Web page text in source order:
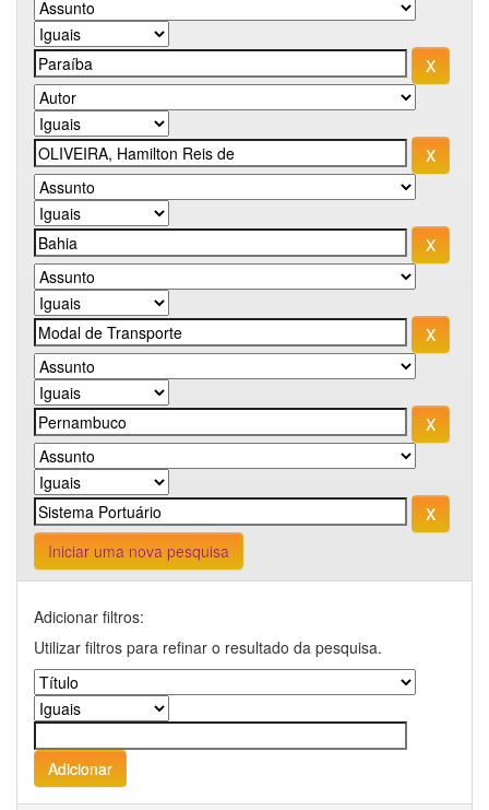
Iniciar uma nova pesquisa
Adicionar filtros:
Utilizar filtros para refinar o resultado da pesquisa.